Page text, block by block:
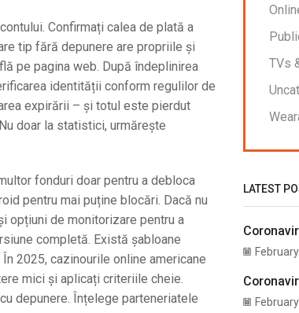
Confirmați calea de plată a
tip fără depunere are propriile și
pe pagina web. După îndeplinirea
identității conform regulilor de
expirării – și totul este pierdut
doar la statistici, urmărește
fonduri doar pentru a debloca
pentru mai puține blocări. Dacă nu
opțiuni de monitorizare pentru a
completă. Există șabloane
2025, cazinourile online americane
mici și aplicați criteriile cheie.
depunere. Înțelege parteneriatele
TVs
LATEST